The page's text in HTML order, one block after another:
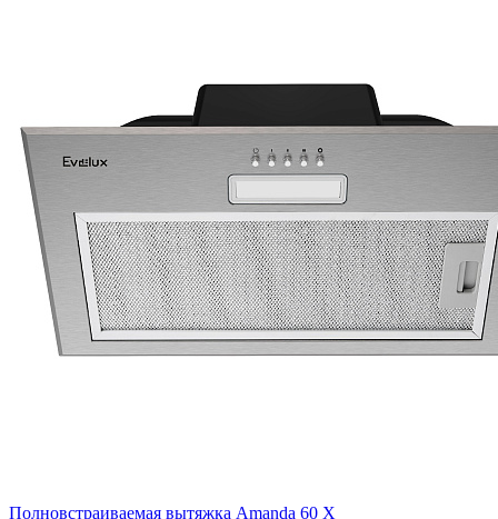
Полновстраиваемая вытяжка Amanda 60 X